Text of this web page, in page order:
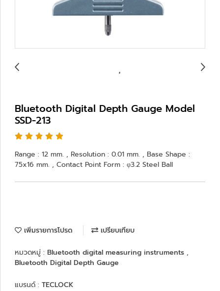
Bluetooth Digital Depth Gauge Model
SSD-213
Range : 12 mm. , Resolution : 0.01 mm. , Base Shape :
75x16 mm. , Contact Point Form : φ3.2 Steel Ball
เพิ่มรายการโปรด เปรียบเทียบ
หมวดหมู่ : Bluetooth digital measuring instruments ,
Bluetooth Digital Depth Gauge
แบรนด์ : TECLOCK